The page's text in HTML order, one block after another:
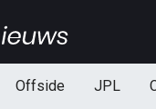
Offside JPL